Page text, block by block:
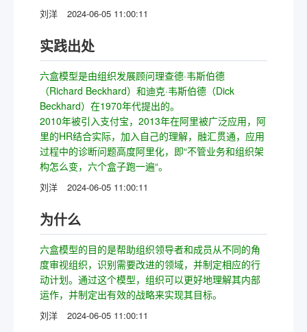
刘洋 2024-06-05 11:00:11
实践出处
六盒模型是由组织发展顾问理查德·韦斯伯德
（Richard Beckhard）和迪克·韦斯伯德（Dick
Beckhard）在1970年代提出的。
2010年被引入支付宝，2013年在阿里被广泛应用，阿
里的HR结合实际，加入自己的理解，融汇贯通，应用
过程中的诊断问题高度阿里化，即“不管业务和组织架
构怎么变，六个盒子跑一遍“。
刘洋 2024-06-05 11:00:11
为什么
六盒模型的目的是帮助组织领导者和成员从不同的角
度审视组织，识别需要改进的领域，并制定相应的行
动计划。通过这个模型，组织可以更好地理解其内部
运作，并制定出有效的战略来实现其目标。
刘洋 2024-06-05 11:00:11